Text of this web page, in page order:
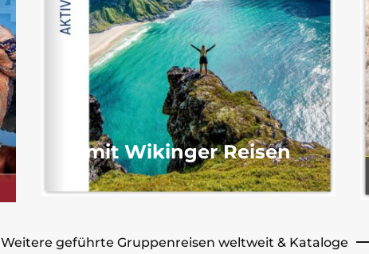
mit Wikinger Reisen
Weitere geführte Gruppenreisen weltweit & Kataloge